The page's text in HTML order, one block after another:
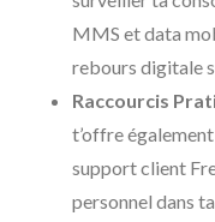
MMS et data
rebours digitale
Raccourcis
t’offre
support client
personnel dans